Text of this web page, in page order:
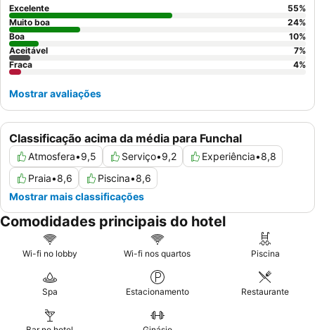
para o mar
deslumbrantes pores do sol.
Classificação acima da média para Funchal
Atmosfera•9,5 Serviço•9,2 Experiência•8,8
Praia•8,6 Piscina•8,6
Mostrar mais classificações
Excelente 55%
Muito boa
24%
Boa
10%
Aceitável
7%
Fraca
4%
Mostrar avaliações
Comodidades principais do hotel
Wi-fi no lobby Wi-fi nos quartos Piscina
Spa Estacionamento Restaurante